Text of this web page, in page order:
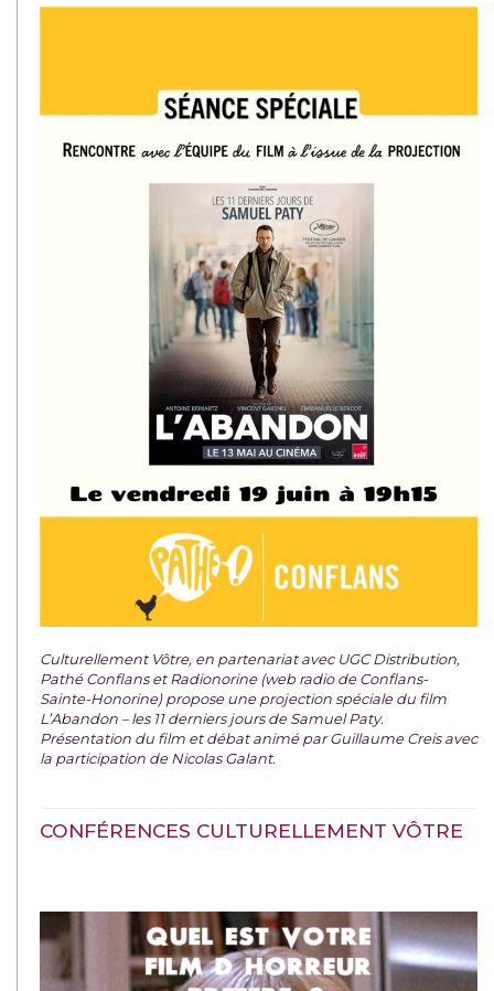
Culturellement Vôtre, en partenariat avec UGC Distribution,
Pathé Conflans et Radionorine (web radio de Conflans-
Sainte-Honorine) propose une projection spéciale du film
L’Abandon – les 11 derniers jours de Samuel Paty.
Présentation du film et débat animé par Guillaume Creis avec
la participation de Nicolas Galant.
CONFÉRENCES CULTURELLEMENT VÔTRE